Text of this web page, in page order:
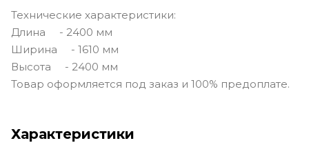
Технические характеристики:
Длина - 2400 мм
Ширина - 1610 мм
Высота - 2400 мм
Товар оформляется под заказ и 100% предоплате.
Характеристики